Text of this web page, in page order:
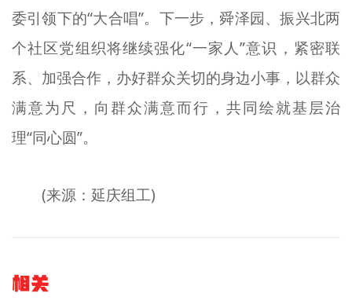
委引领下的“大合唱”。下一步，舜泽园、振兴北两
个社区党组织将继续强化“一家人”意识，紧密联
系、加强合作，办好群众关切的身边小事，以群众
满意为尺，向群众满意而行，共同绘就基层治
理“同心圆”。
(来源：延庆组工)
相关